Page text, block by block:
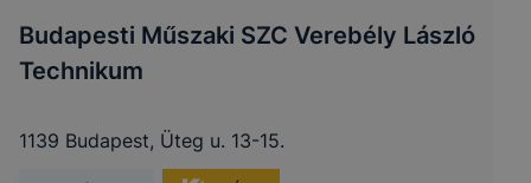
Budapesti Műszaki SZC Verebély László
Technikum
1139 Budapest, Üteg u. 13-15.